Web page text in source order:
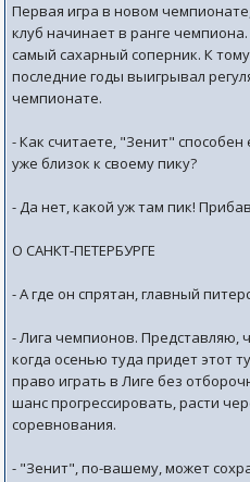
Первая игра в новом
клуб начинает в ранге
самый сахарный соперник. К
последние годы выигрывал
чемпионате.
- Как считаете, "Зенит"
уже близок к своему пику?
- Да нет, какой уж там пик!
О САНКТ-ПЕТЕРБУРГЕ
- А где он спрятан, главный
- Лига чемпионов. Представляю,
когда осенью туда придет этот
право играть в Лиге без
шанс прогрессировать, расти
соревнования.
- "Зенит", по-вашему, может